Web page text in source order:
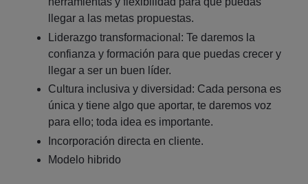
llegar a las metas propuestas.
Liderazgo transformacional: Te daremos la
confianza y formación para que puedas crecer y
llegar a ser un buen líder.
Cultura inclusiva y diversidad: Cada persona es
única y tiene algo que aportar, te daremos voz
para ello; toda idea es importante.
Incorporación directa en cliente.
Modelo hibrido